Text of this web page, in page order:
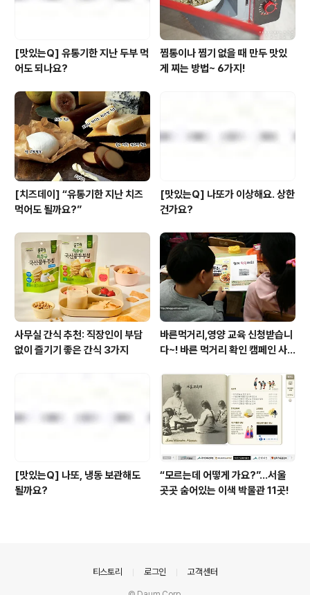
[맛있는Q] 유통기한 지난 두부 먹
어도 되나요?
찜통이나 찜기 없을 때 만두 맛있
게 찌는 방법~ 6가지!
[치즈데이] “유통기한 지난 치즈
먹어도 될까요?”
[맛있는Q] 나또가 이상해요. 상한
건가요?
사무실 간식 추천: 직장인이 부담
없이 즐기기 좋은 간식 3가지
바른먹거리,영양 교육 신청받습니
다~! 바른 먹거리 확인 캠페인 사
[맛있는Q] 나또, 냉동 보관해도
될까요?
“모르는데 어떻게 가요?”...서울
곳곳 숨어있는 이색 박물관 11곳!
티스토리 로그인 고객센터